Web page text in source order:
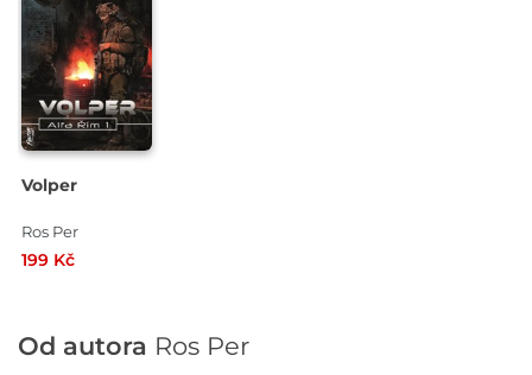
Volper
Ros Per
199 Kč
Od autora Ros Per